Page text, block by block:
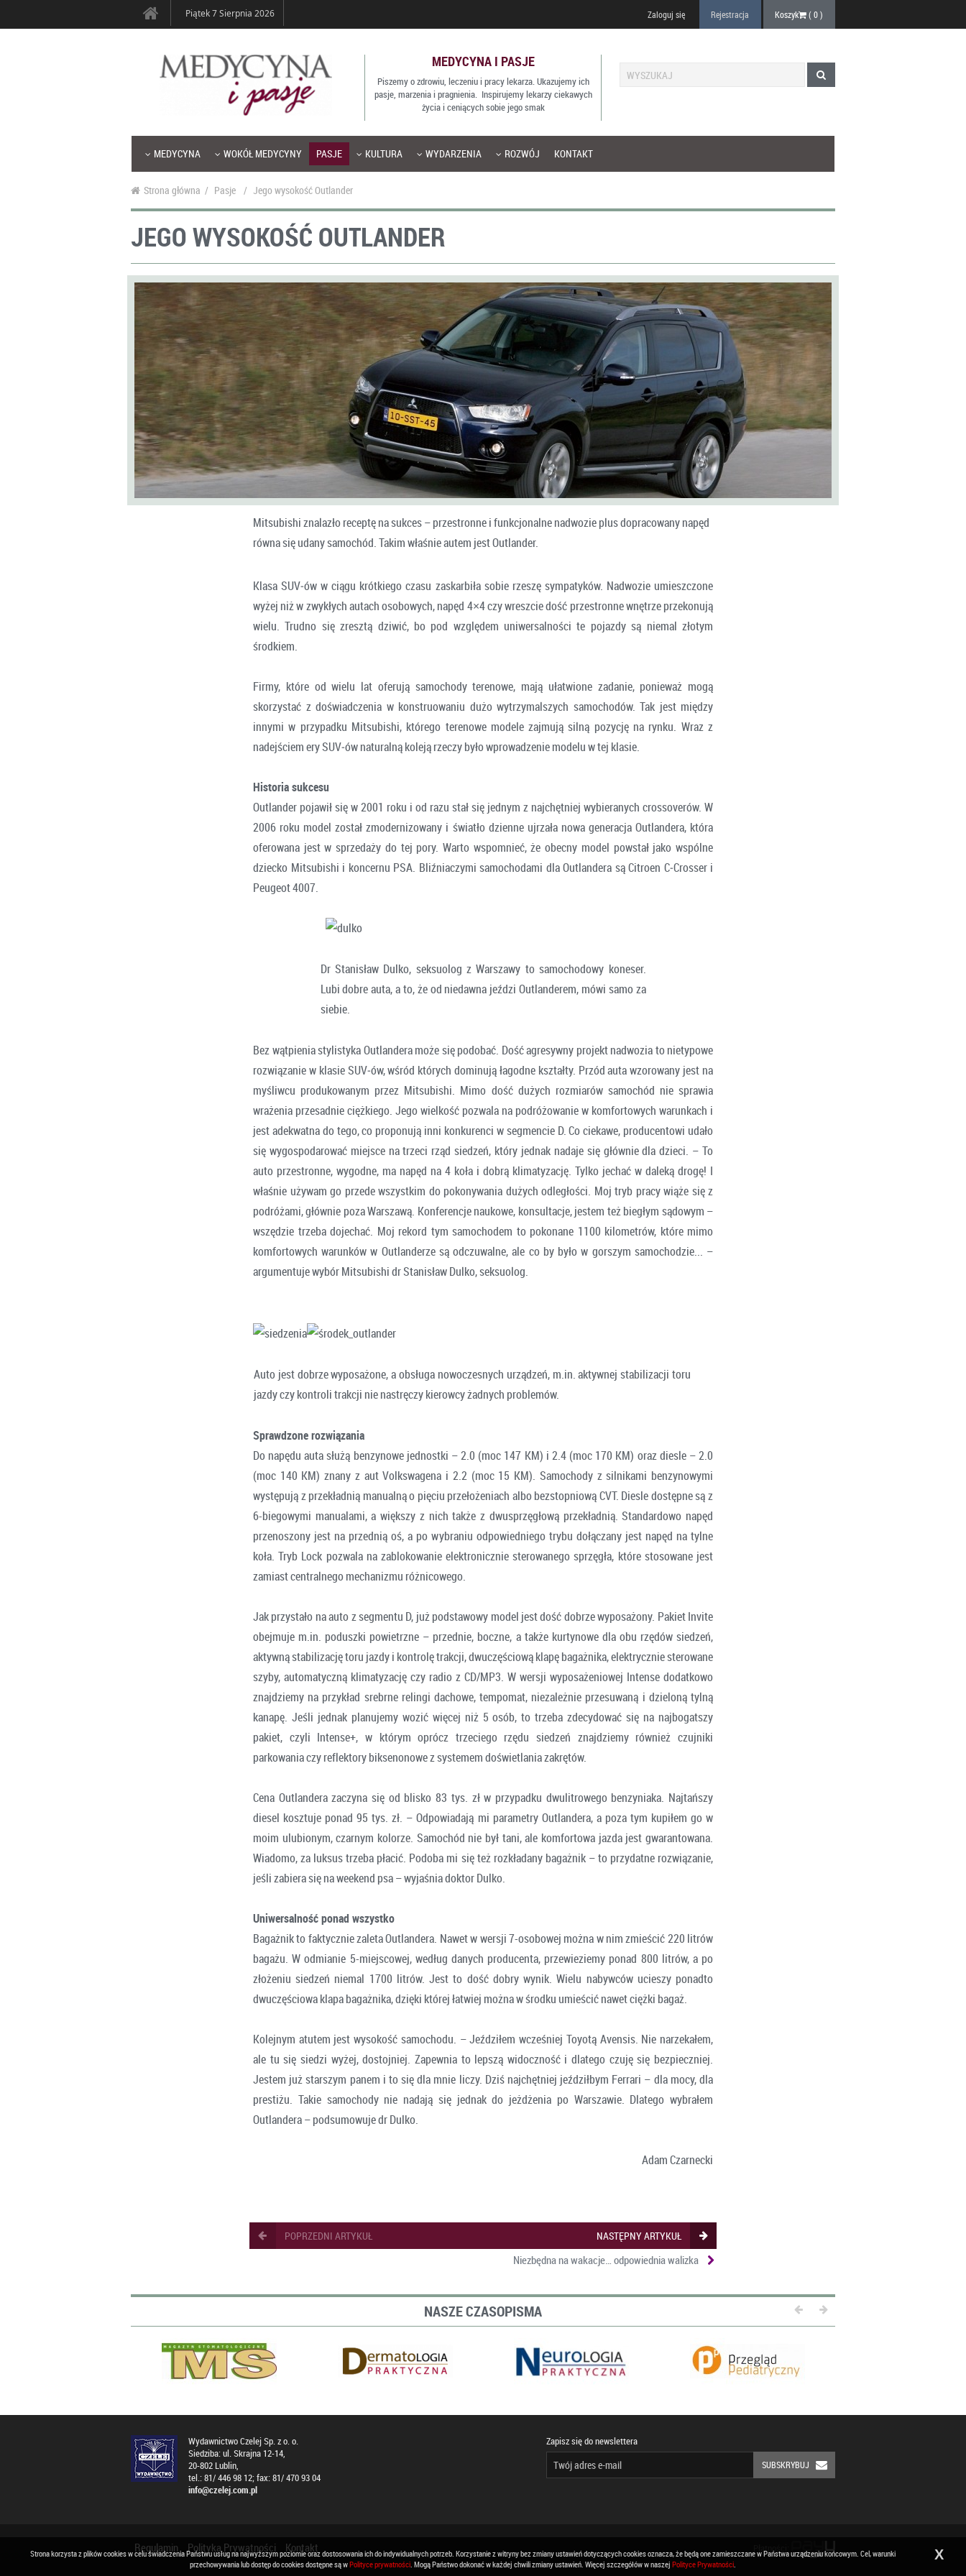
Piątek 7 Sierpnia 2026 Zaloguj się Rejestracja Koszyk (0)
MEDYCYNA I PASJE
Piszemy o zdrowiu, leczeniu i pracy lekarza. Ukazujemy ich
pasje, marzenia i pragnienia. Inspirujemy lekarzy ciekawych
życia i ceniących sobie jego smak
MEDYCYNA WOKÓŁ MEDYCYNY PASJE KULTURA WYDARZENIA ROZWÓJ KONTAKT
Strona główna / Pasje / Jego wysokość Outlander
JEGO WYSOKOŚĆ OUTLANDER
Mitsubishi znalazło receptę na sukces – przestronne i funkcjonalne nadwozie plus dopracowany napęd
równa się udany samochód. Takim właśnie autem jest Outlander.
Klasa SUV‑ów w ciągu krótkiego czasu zaskarbiła sobie rzeszę sympatyków. Nadwozie umieszczone
wyżej niż w zwykłych autach osobowych, napęd 4×4 czy wreszcie dość przestronne wnętrze przekonują
wielu. Trudno się zresztą dziwić, bo pod względem uniwersalności te pojazdy są niemal złotym
środkiem.
Firmy, które od wielu lat oferują samochody terenowe, mają ułatwione zadanie, ponieważ mogą
skorzystać z doświadczenia w konstruowaniu dużo wytrzymalszych samochodów. Tak jest między
innymi w przypadku Mitsubishi, którego terenowe modele zajmują silną pozycję na rynku. Wraz z
nadejściem ery SUV‑ów naturalną koleją rzeczy było wprowadzenie modelu w tej klasie.
Historia sukcesu
Outlander pojawił się w 2001 roku i od razu stał się jednym z najchętniej wybieranych crossoverów. W
2006 roku model został zmodernizowany i światło dzienne ujrzała nowa generacja Outlandera, która
oferowana jest w sprzedaży do tej pory. Warto wspomnieć, że obecny model powstał jako wspólne
dziecko Mitsubishi i koncernu PSA. Bliźniaczymi samochodami dla Outlandera są Citroen C‑Crosser i
Peugeot 4007.
Dr Stanisław Dulko, seksuolog z Warszawy to samochodowy koneser.
Lubi dobre auta, a to, że od niedawna jeździ Outlanderem, mówi samo za
siebie.
Bez wątpienia stylistyka Outlandera może się podobać. Dość agresywny projekt nadwozia to nietypowe
rozwiązanie w klasie SUV‑ów, wśród których dominują łagodne kształty. Przód auta wzorowany jest na
myśliwcu produkowanym przez Mitsubishi. Mimo dość dużych rozmiarów samochód nie sprawia
wrażenia przesadnie ciężkiego. Jego wielkość pozwala na podróżowanie w komfortowych warunkach i
jest adekwatna do tego, co proponują inni konkurenci w segmencie D. Co ciekawe, producentowi udało
się wygospodarować miejsce na trzeci rząd siedzeń, który jednak nadaje się głównie dla dzieci. – To
auto przestronne, wygodne, ma napęd na 4 koła i dobrą klimatyzację. Tylko jechać w daleką drogę! I
właśnie używam go przede wszystkim do pokonywania dużych odległości. Moj tryb pracy wiąże się z
podróżami, głównie poza Warszawą. Konferencje naukowe, konsultacje, jestem też biegłym sądowym –
wszędzie trzeba dojechać. Moj rekord tym samochodem to pokonane 1100 kilometrów, które mimo
komfortowych warunków w Outlanderze są odczuwalne, ale co by było w gorszym samochodzie... –
argumentuje wybór Mitsubishi dr Stanisław Dulko, seksuolog.
Auto jest dobrze wyposażone, a obsługa nowoczesnych urządzeń, m.in. aktywnej stabilizacji toru
jazdy czy kontroli trakcji nie nastręczy kierowcy żadnych problemów.
Sprawdzone rozwiązania
Do napędu auta służą benzynowe jednostki – 2.0 (moc 147 KM) i 2.4 (moc 170 KM) oraz diesle – 2.0
(moc 140 KM) znany z aut Volkswagena i 2.2 (moc 15 KM). Samochody z silnikami benzynowymi
występują z przekładnią manualną o pięciu przełożeniach albo bezstopniową CVT. Diesle dostępne są z
6-biegowymi manualami, a większy z nich także z dwusprzęgłową przekładnią. Standardowo napęd
przenoszony jest na przednią oś, a po wybraniu odpowiedniego trybu dołączany jest napęd na tylne
koła. Tryb Lock pozwala na zablokowanie elektronicznie sterowanego sprzęgła, które stosowane jest
zamiast centralnego mechanizmu różnicowego.
Jak przystało na auto z segmentu D, już podstawowy model jest dość dobrze wyposażony. Pakiet Invite
obejmuje m.in. poduszki powietrzne – przednie, boczne, a także kurtynowe dla obu rzędów siedzeń,
aktywną stabilizację toru jazdy i kontrolę trakcji, dwuczęściową klapę bagażnika, elektrycznie sterowane
szyby, automatyczną klimatyzację czy radio z CD/MP3. W wersji wyposażeniowej Intense dodatkowo
znajdziemy na przykład srebrne relingi dachowe, tempomat, niezależnie przesuwaną i dzieloną tylną
kanapę. Jeśli jednak planujemy wozić więcej niż 5 osób, to trzeba zdecydować się na najbogatszy
pakiet, czyli Intense+, w którym oprócz trzeciego rzędu siedzeń znajdziemy również czujniki
parkowania czy reflektory biksenonowe z systemem doświetlania zakrętów.
Cena Outlandera zaczyna się od blisko 83 tys. zł w przypadku dwulitrowego benzyniaka. Najtańszy
diesel kosztuje ponad 95 tys. zł. – Odpowiadają mi parametry Outlandera, a poza tym kupiłem go w
moim ulubionym, czarnym kolorze. Samochód nie był tani, ale komfortowa jazda jest gwarantowana.
Wiadomo, za luksus trzeba płacić. Podoba mi się też rozkładany bagażnik – to przydatne rozwiązanie,
jeśli zabiera się na weekend psa – wyjaśnia doktor Dulko.
Uniwersalność ponad wszystko
Bagażnik to faktycznie zaleta Outlandera. Nawet w wersji 7-osobowej można w nim zmieścić 220 litrów
bagażu. W odmianie 5-miejscowej, według danych producenta, przewieziemy ponad 800 litrów, a po
złożeniu siedzeń niemal 1700 litrów. Jest to dość dobry wynik. Wielu nabywców ucieszy ponadto
dwuczęściowa klapa bagażnika, dzięki której łatwiej można w środku umieścić nawet ciężki bagaż.
Kolejnym atutem jest wysokość samochodu. – Jeździłem wcześniej Toyotą Avensis. Nie narzekałem,
ale tu się siedzi wyżej, dostojniej. Zapewnia to lepszą widoczność i dlatego czuję się bezpieczniej.
Jestem już starszym panem i to się dla mnie liczy. Dziś najchętniej jeździłbym Ferrari – dla mocy, dla
prestiżu. Takie samochody nie nadają się jednak do jeżdżenia po Warszawie. Dlatego wybrałem
Outlandera – podsumowuje dr Dulko.
Adam Czarnecki
POPRZEDNI ARTYKUŁ NASTĘPNY ARTYKUŁ
Niezbędna na wakacje… odpowiednia walizka
NASZE CZASOPISMA
Wydawnictwo Czelej Sp. z o. o.
Siedziba: ul. Skrajna 12-14,
20-802 Lublin,
tel.: 81/ 446 98 12; fax: 81/ 470 93 04
info@czelej.com.pl
Zapisz się do newslettera
SUBSKRYBUJ
Regulamin Polityka Prywatności Kontakt Płatności:
Strona korzysta z plików cookies w celu świadczenia Państwu usług na najwyższym poziomie oraz dostosowania ich do indywidualnych potrzeb. Korzystanie z witryny bez zmiany ustawień dotyczących cookies oznacza, że będą one zamieszczane w Państwa urządzeniu końcowym. Cel, warunki
przechowywania lub dostęp do cookies dostępne są wPolityce prywatności. Mogą Państwo dokonać w każdej chwili zmiany ustawień. Więcej szczegółów w naszej Polityce Prywatności.
X